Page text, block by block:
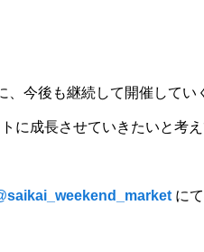
、今後も継続して開催してい
に成長させていきたいと考
saikai_weekend_market に